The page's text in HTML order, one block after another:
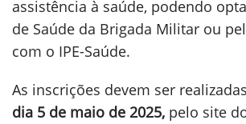
assistência à saúde, podendo
de Saúde da Brigada Militar ou
com o IPE-Saúde.
As inscrições devem ser
dia 5 de maio de 2025, pelo site